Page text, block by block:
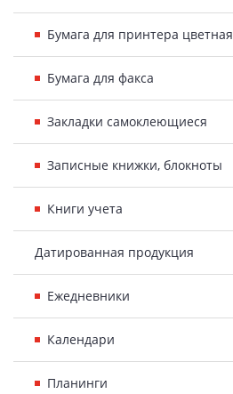
Бумага для принтера цветная
Бумага для факса
Закладки самоклеющиеся
Записные книжки, блокноты
Книги учета
Датированная продукция
Ежедневники
Календари
Планинги